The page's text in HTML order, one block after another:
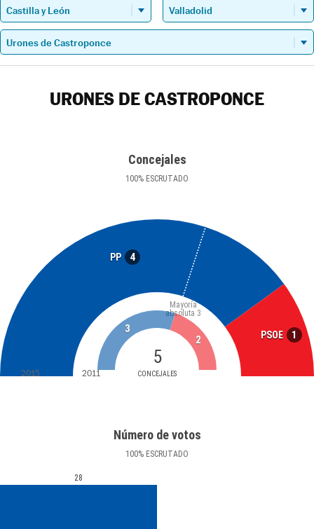
URONES DE CASTROPONCE
Concejales
100% ESCRUTADO
PP 4
PSOE 1
5
CONCEJALES
Mayoría
absoluta 3
3
2
2015 2011
Número de votos
100% ESCRUTADO
28